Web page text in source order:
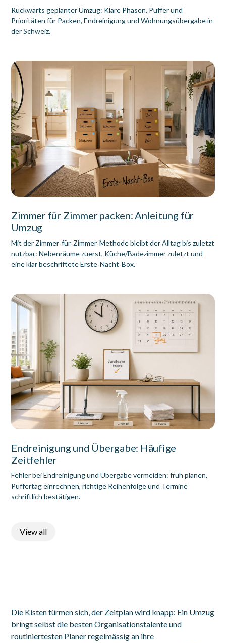
Rückwärts geplanter Umzug: Klare Phasen, Puffer und
Prioritäten für Packen, Endreinigung und Wohnungsübergabe in
der Schweiz.
Zimmer für Zimmer packen: Anleitung für
Umzug
Mit der Zimmer‑für‑Zimmer‑Methode bleibt der Alltag bis zuletzt
nutzbar: Nebenräume zuerst, Küche/Badezimmer zuletzt und
eine klar beschriftete Erste‑Nacht‑Box.
Endreinigung und Übergabe: Häufige
Zeitfehler
Fehler bei Endreinigung und Übergabe vermeiden: früh planen,
Puffertag einrechnen, richtige Reihenfolge und Termine
schriftlich bestätigen.
View all
Die Kisten türmen sich, der Zeitplan wird knapp: Ein Umzug
bringt selbst die besten Organisationstalente und
routiniertesten Planer regelmässig an ihre